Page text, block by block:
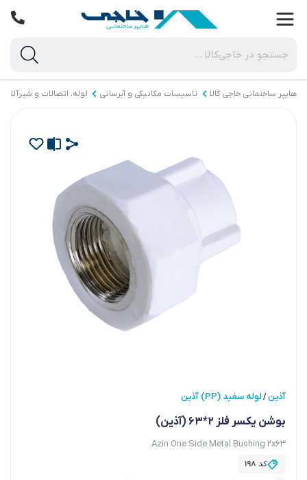
هایپر ساختمانی خاجی‌ کالا تاسیسات مکانیکی و آبرسانی لوله، اتصالات و شیرآلات
آذین/لوله سفید (PP) آذین
بوشن یکسر فلز 2*63 (آذین)
Azin One Side Metal Bushing 2x63
کد 198